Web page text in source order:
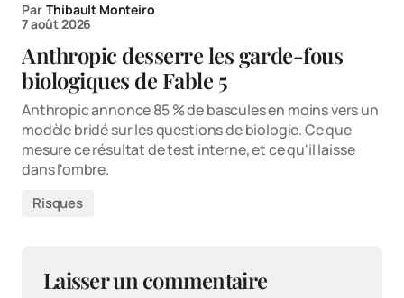
Par Thibault Monteiro
7 août 2026
Anthropic desserre les garde-fous
biologiques de Fable 5
Anthropic annonce 85 % de bascules en moins vers un
modèle bridé sur les questions de biologie. Ce que
mesure ce résultat de test interne, et ce qu'il laisse
dans l'ombre.
Risques
Laisser un commentaire